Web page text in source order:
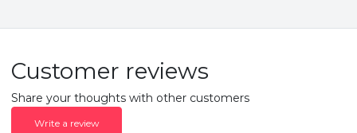
Customer reviews
Share your thoughts with other customers
Write a review